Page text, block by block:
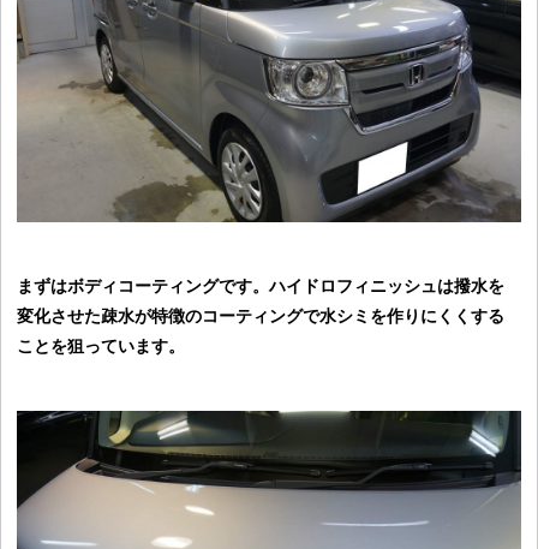
まずはボディコーティングです。ハイドロフィニッシュは撥水を
変化させた疎水が特徴のコーティングで水シミを作りにくくする
ことを狙っています。